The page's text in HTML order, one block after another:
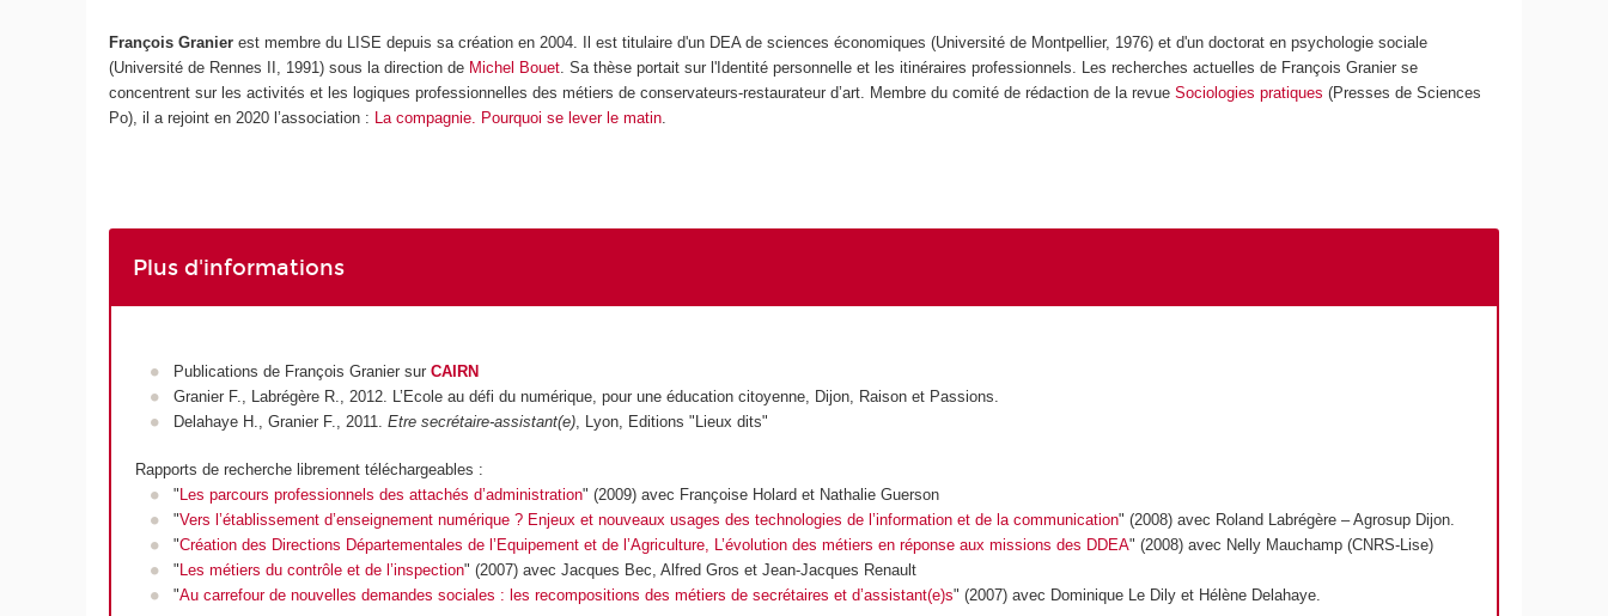
François Granierest membre du LISE depuis sa création en 2004. Il est titulaire d'un DEA de sciences économiques (Université de Montpellier, 1976) et d'un doctorat en psychologie sociale
(Université de Rennes II, 1991) sous la direction de Michel Bouet . Sa thèse portait sur l'Identité personnelle et les itinéraires professionnels. Les recherches actuelles de François Granier se
concentrent sur les activités et les logiques professionnelles des métiers de conservateurs-restaurateur d’art. Membre du comité de rédaction de la revueSociologies pratiques (Presses de Sciences
Po), il a rejoint en 2020 l’association :
La compagnie. Pourquoi se lever le matin
Plus d'informations
Publications de François Granier sur CAIRN
Granier F., Labrégère R., 2012.
L’Ecole au défi du numérique, pour une éducation citoyenne , Dijon, Raison et Passions.
Delahaye H., Granier F., 2011.Etre secrétaire-assistant(e) , Lyon, Editions "Lieux dits"
Rapports de recherche librement téléchargeables :
" Les parcours professionnels des attachés d’administration" (2009) avec Françoise Holard et Nathalie Guerson
"Vers l’établissement d’enseignement numérique ? Enjeux et nouveaux usages des technologies de l’information et de la communication" (2008) avec Roland Labrégère – Agrosup Dijon.
"Création des Directions Départementales de l’Equipement et de l’Agriculture, L’évolution des métiers en réponse aux missions des DDEA" (2008) avec Nelly Mauchamp (CNRS-Lise)
" Les métiers du contrôle et de l’inspection" (2007) avec Jacques Bec, Alfred Gros et Jean-Jacques Renault
"Au carrefour de nouvelles demandes sociales : les recompositions des métiers de secrétaires et d’assistant(e)s" (2007) avec Dominique Le Dily et Hélène Delahaye.